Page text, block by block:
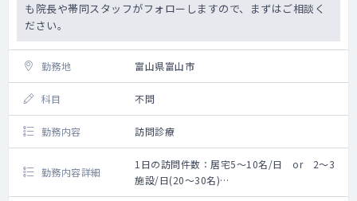
も院長や帯同スタッフがフォローしますので、まずはご相談く
ださい。
勤務地 富山県富山市
科目 不問
勤務内容 訪問診療
勤務内容詳細
1日の訪問件数：居宅5～10名/日 or 2～3
施設/日(20～30名)
訪問先は富山市の施設を中心に、一部居宅も